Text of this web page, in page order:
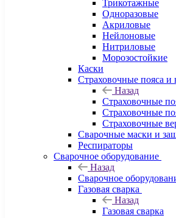
Трикотажные
Одноразовые
Акриловые
Нейлоновые
Нитриловые
Морозостойкие
Каски
Страховочные пояса и
Назад
Страховочные
Страховочные
Страховочные
Сварочные маски и
Респираторы
Сварочное оборудование
Назад
Сварочное
Газовая сварка
Назад
Газовая сварка